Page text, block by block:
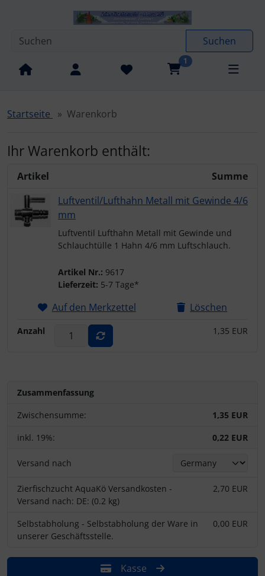
Sprungnavigation
Springe zur Navigation Springe zum Inhalt
Suchen
1
Startseite Warenkorb
Ihr Warenkorb enthält:
Artikel
Summe
Luftventil/Lufthahn Metall mit Gewinde 4/6
mm
Luftventil Lufthahn Metall mit Gewinde und
Schlauchtülle 1 Hahn 4/6 mm Luftschlauch.
Artikel Nr.: 9617
Lieferzeit: 5-7 Tage*
Auf den Merkzettel Löschen
Anzahl 1,35 EUR
Zusammenfassung
Zwischensumme:
1,35 EUR
inkl. 19%:
0,22 EUR
Versand nach
Zierfischzucht AquaKö Versandkosten -
Versand nach: DE: (0.2 kg)
2,70 EUR
Selbstabholung - Selbstabholung der Ware in
unserer Geschäftsstelle.
0,00 EUR
Kasse